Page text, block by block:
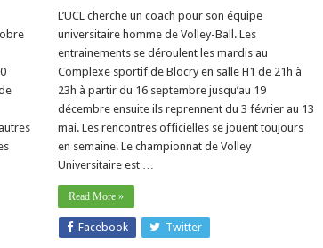
L’UCL cherche un coach pour son équipe
universitaire homme de Volley-Ball. Les
entrainements se déroulent les mardis au
Complexe sportif de Blocry en salle H1 de 21h à
23h à partir du 16 septembre jusqu’au 19
décembre ensuite ils reprennent du 3 février au 13
mai. Les rencontres officielles se jouent toujours
en semaine. Le championnat de Volley
Universitaire est …
Read More »
Facebook Twitter